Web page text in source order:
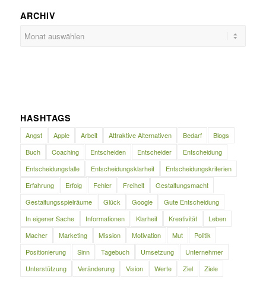
ARCHIV
HASHTAGS
Angst Apple Arbeit Attraktive Alternativen Bedarf
Blogs
Buch
Coaching Entscheiden Entscheider
Entscheidung
Entscheidungsfalle
Entscheidungsklarheit
Entscheidungskriterien
Erfahrung
Erfolg Fehler Freiheit
Gestaltungsmacht
Gestaltungsspielräume
Glück Google
Gute Entscheidung
In eigener Sache
Informationen Klarheit Kreativität
Leben
Macher
Marketing Mission Motivation Mut
Politik
Positionierung
Sinn Tagebuch Umsetzung
Unternehmer
Unterstützung
Veränderung Vision Werte Ziel Ziele